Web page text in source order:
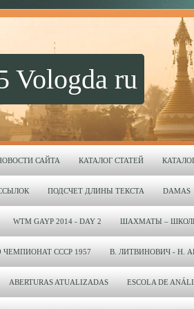
Vologda ru
САЙТА КАТАЛОГ СТАТЕЙ
ПОДСЧЕТ ДЛИНЫ ТЕКСТА DAMAS
WTM GAYP 2014 - DAY 2 ШАХМАТЫ –
ЧЕМПИОНАТ СССР 1957 В. ЛИТВИНОВИЧ - Н.
ABERTURAS ATUALIZADAS ESCOLA DE